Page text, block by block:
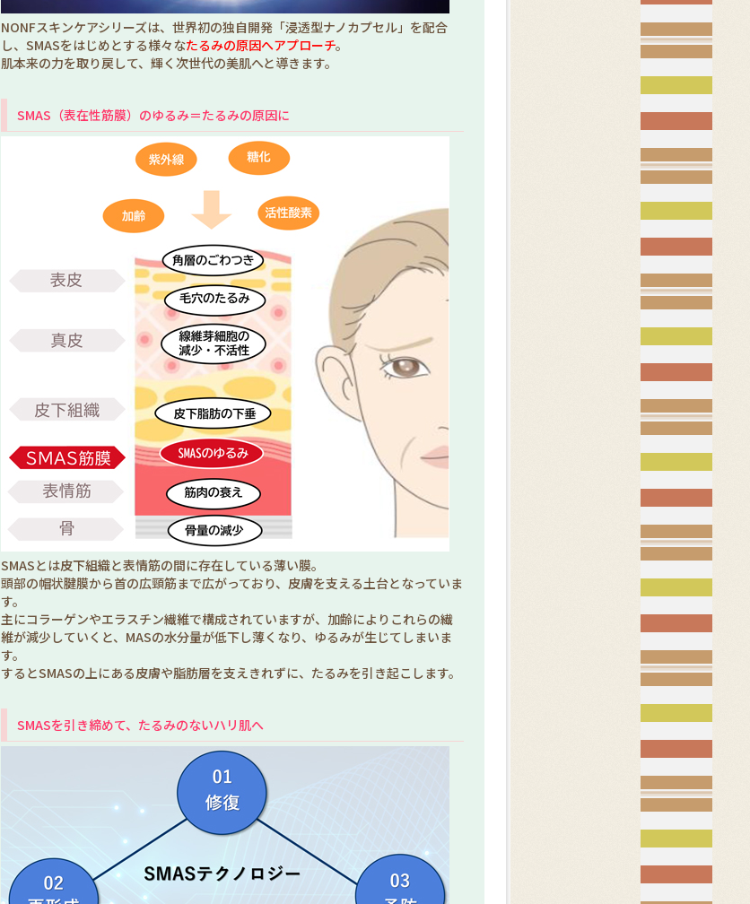
NONFスキンケアシリーズは、世界初の独自開発「浸透型ナノカプセル」を配合
し、SMASをはじめとする様々なたるみの原因へアプローチ。
肌本来の力を取り戻して、輝く次世代の美肌へと導きます。
SMAS（表在性筋膜）のゆるみ＝たるみの原因に
SMASとは皮下組織と表情筋の間に存在している薄い膜。
頭部の帽状腱膜から首の広頸筋まで広がっており、皮膚を支える土台となっていま
す。
主にコラーゲンやエラスチン繊維で構成されていますが、加齢によりこれらの繊
維が減少していくと、MASの水分量が低下し薄くなり、ゆるみが生じてしまいま
す。
するとSMASの上にある皮膚や脂肪層を支えきれずに、たるみを引き起こします。
SMASを引き締めて、たるみのないハリ肌へ